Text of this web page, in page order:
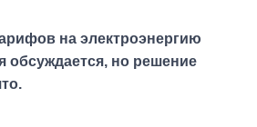
на электроэнергию
обсуждается, но решение